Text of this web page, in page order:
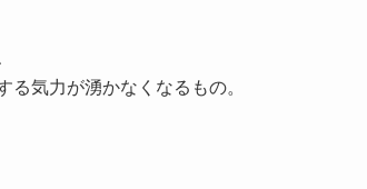
気力が湧かなくなるもの。